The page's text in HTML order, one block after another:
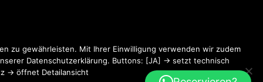
zu gewährleisten. Mit Ihrer Einwilligung verwenden wir zudem
Datenschutzerklärung. Buttons: [JA] → setzt technisch
→ öffnet Detailansicht